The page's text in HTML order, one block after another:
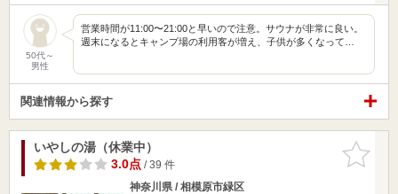
50代～
男性
営業時間が11:00〜21:00と早いので注意。サウナが非常に良い。
週末になるとキャンプ場の利用客が増え、子供が多くなって…
関連情報から探す
お気に入
りに追加
いやしの湯（休業中）
3.0点/ 39 件
神奈川県 / 相模原市緑区